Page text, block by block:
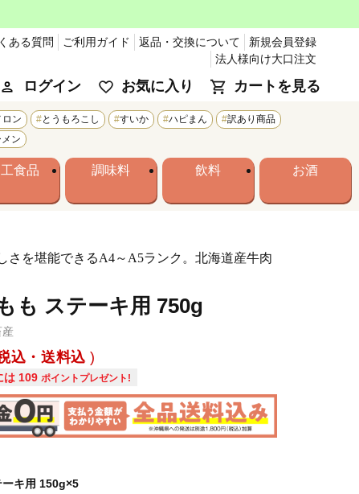
ある質問 ご利用ガイド 返品・交換について
新規会員登録
法人様向け大口注文
ログイン お気に入り カートを見る
ロン とうもろこし すいか ハピまん
訳あり商品
ン
食品 調味料 飲料 お酒
さを堪能できるA4～A5ランク。北海道産牛肉
も ステーキ用 750g
込・送料込
は 109 ポイントプレゼント!
ーキ用 150g×5